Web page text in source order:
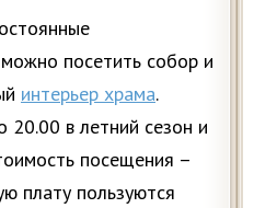
посетить собор и
интерьер храма.
в летний сезон и
посещения –
плату пользуются